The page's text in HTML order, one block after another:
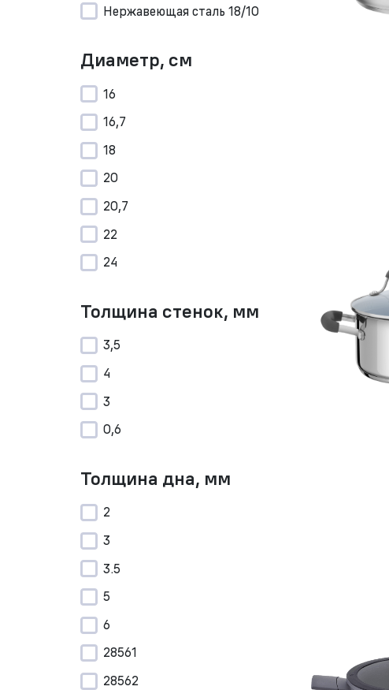
Нержавеющая сталь 18/10
Диаметр, см
16
16,7
18
20
20,7
22
24
Толщина стенок, мм
3,5
4
3
0,6
Толщина дна, мм
2
3
3.5
5
6
28561
28562